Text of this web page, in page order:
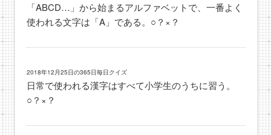
「ABCD…」から始まるアルファベットで、一番よく
使われる文字は「A」である。○？×？
2018年12月25日の365日毎日クイズ
日常で使われる漢字はすべて小学生のうちに習う。
○？×？